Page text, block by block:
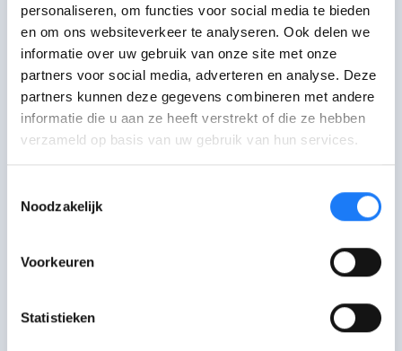
personaliseren, om functies voor social media te bieden
en om ons websiteverkeer te analyseren. Ook delen we
informatie over uw gebruik van onze site met onze
partners voor social media, adverteren en analyse. Deze
partners kunnen deze gegevens combineren met andere
informatie die u aan ze heeft verstrekt of die ze hebben
verzameld op basis van uw gebruik van hun services.
Noodzakelijk
Voorkeuren
Statistieken
Via mail kan je je vraag stellen of een afspraak
maken om langs te gaan
Bel met Merhaba
Bel 0487 55 69 38 of stuur via WhatsApp
Bekijk activiteiten van Merhaba